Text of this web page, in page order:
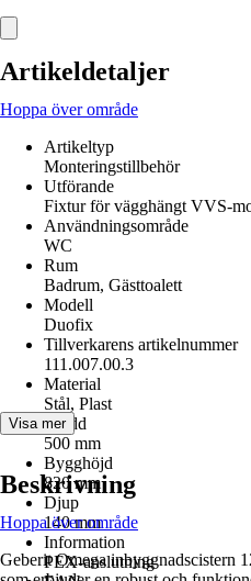
Artikeldetaljer
Hoppa över område
Artikeltyp
Monteringstillbehör
Utförande
Fixtur för vägghängt VVS-
Användningsområde
WC
Rum
Badrum, Gästtoalett
Modell
Duofix
Tillverkarens artikelnummer
111.007.00.3
Material
Stål, Plast
Bredd
500 mm
Bygghöjd
820 mm
Djup
140 mm
Information
PEX-anslutning
Visa mer
Beskrivning
Hoppa över område
Geberit Omega inbyggnadscistern